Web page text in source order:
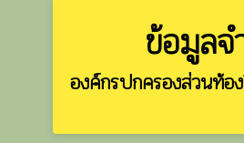
ข้อมูล
องค์กรปกครองส่วนท้อ